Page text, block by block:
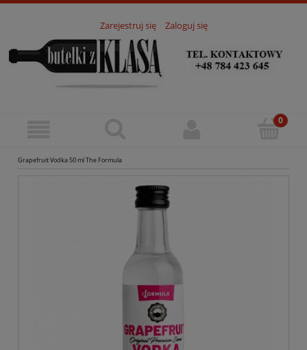
Zarejestruj się Zaloguj się
Grapefruit Vodka 50 ml The Formula